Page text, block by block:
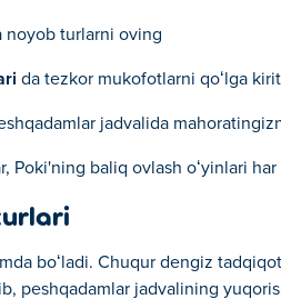
noyob turlarni oving
da tezkor mukofotlarni qoʻlga
jadvalida
Poki'ning baliq ovlash oʻyinlari
boʻladi. Chuqur dengiz
peshqadamlar jadvalining